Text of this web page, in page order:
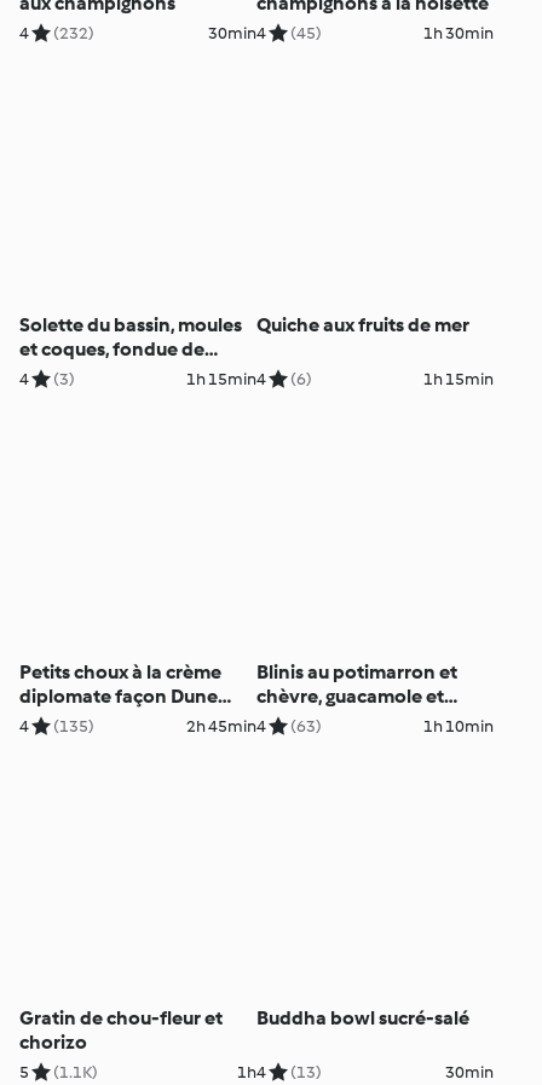
4 (232) 30min4 (45) 1h 30min
Solette du bassin, moules
et coques, fondue de
poireau
4 (3) 1h 15min
Quiche aux fruits de mer
4 (6) 1h 15min
Petits choux à la crème
diplomate façon Dune
blanche
4 (135) 2h 45min
Blinis au potimarron et
chèvre, guacamole et
jambon de Parme
4 (63) 1h 10min
Gratin de chou-fleur et
chorizo
5 (1.1K) 1h
Buddha bowl sucré-salé
4 (13) 30min